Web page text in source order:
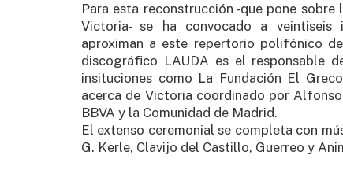
Para esta reconstrucción -que pone
Victoria- se ha convocado a veintiseis
aproximan a este repertorio polifónico
discográfico LAUDA es el responsable
insituciones como La Fundación El
acerca de Victoria coordinado por
BBVA y la Comunidad de Madrid.
El extenso ceremonial se completa con
G. Kerle, Clavijo del Castillo, Guerreo y